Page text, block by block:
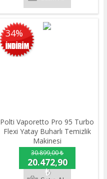
34%
Polti Vaporetto Pro 95 Turbo
Flexi Yatay Buharlı Temizlik
Makinesi
30.899,00 ₺
20.472,90
₺